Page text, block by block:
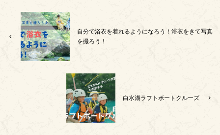
自分で浴衣を着れるようになろう！浴衣をきて写真
を撮ろう！
白水湖ラフトボートクルーズ